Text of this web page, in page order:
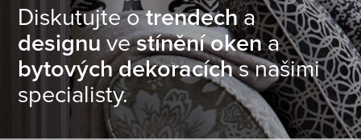
Diskutujte otrendecha
designuvestínění okena
bytových dekoracíchs našimi
specialisty.